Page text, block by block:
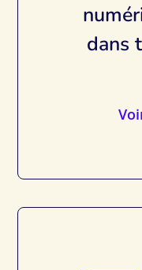
dans